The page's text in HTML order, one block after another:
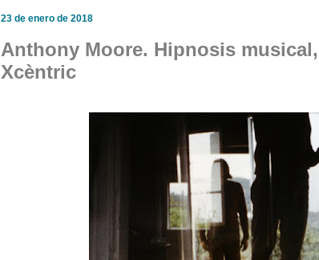
23 de enero de 2018
Anthony Moore. Hipnosis
Xcèntric